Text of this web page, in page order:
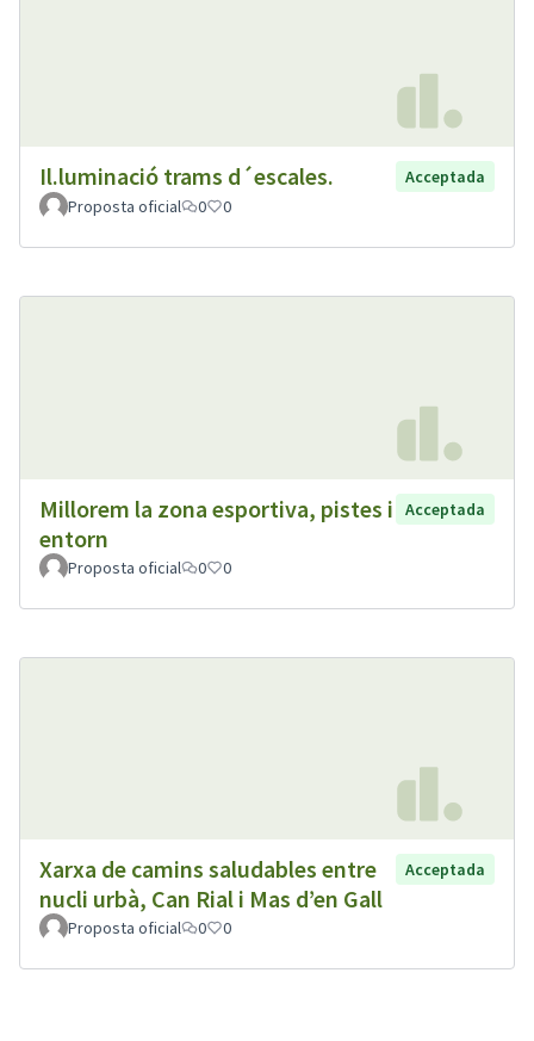
Il.luminació trams d´escales.
Acceptada
Proposta oficial
0 0
Millorem la zona esportiva, pistes i
entorn
Acceptada
Proposta oficial 0 0
Xarxa de camins saludables entre
nucli urbà, Can Rial i Mas d’en Gall
Acceptada
Proposta oficial 0 0